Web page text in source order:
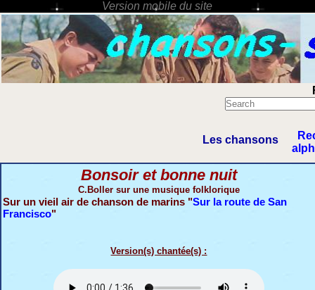
Les chansons
Bonsoir et bonne nuit
C.Boller sur une musique folklorique
Sur un vieil air de chanson de marins "Sur la route de San
Francisco"
Version(s) chantée(s) :